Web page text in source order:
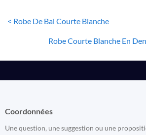
< Robe De Bal Courte Blanche
Robe Courte Blanche En
Coordonnées
Une question, une suggestion ou une